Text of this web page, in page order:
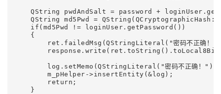
QString pwdAndSalt = password +
QString md5Pwd =
    if(md5Pwd != loginUser.getPassword())
    {
ret.failedMsg(QStringLiteral("密码不正确！
log.setMemo(QStringLiteral("密码不正确！
        m_pHelper->insertEntity(&log);
        return;
    }